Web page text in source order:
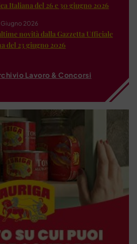
Italiana del 26 e 30 giugno 2026
Giugno 2026
novità dalla Gazzetta Ufficiale
del 23 giugno 2026
Lavoro & Concorsi